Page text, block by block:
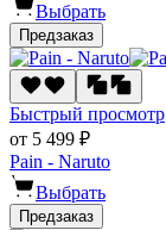
Выбрать
Предзаказ
Быстрый просмотр
от 5 499 ₽
Pain - Naruto
Выбрать
Предзаказ